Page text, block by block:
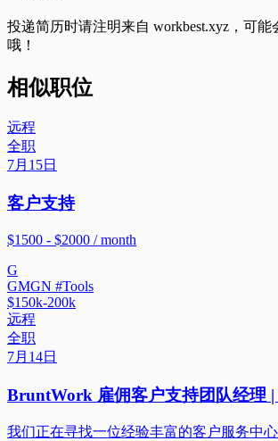
投递简历时请注明来自 workbest.xyz ，可
哦！
相似职位
远程
全职
7月15日
客户支持
$1500 - $2000 / month
G
GMGN #Tools
$150k-200k
远程
全职
7月14日
BruntWork 雇佣客户支持团队经理
我们正在寻找一位经验丰富的客户服务中